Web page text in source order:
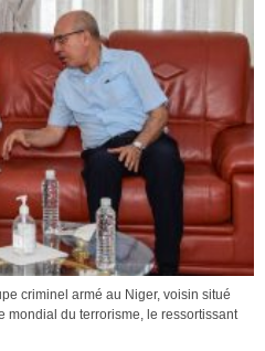
criminel armé au Niger, voisin situé
mondial du terrorisme, le ressortissant